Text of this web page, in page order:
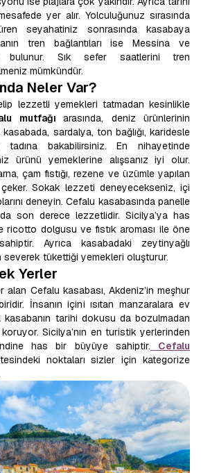
yer alır. Yolculuğunuz sırasında
seyahatiniz sonrasında kasabaya
tren bağlantıları ise Messina ve
bulunur. Sık sefer saatlerini tren
mümkündür.
Neler Var?
lezzetli yemekleri tatmadan kesinlikle
mutfağıarasında, deniz ürünlerinin
sardalya, ton bağlığı, karidesle
tadına bakabilirsiniz. En nihayetinde
ürünü yemeklerine alışsanız iyi olur.
çam fıstığı, rezene ve üzümle yapılan
Sokak lezzeti deneyecekseniz, içi
deneyin. Cefalu kasabasında panelle
da son derece lezzetlidir. Sicilya’ya has
ricotto dolgusu ve fıstık aroması ile öne
Ayrıca kasabadaki zeytinyağlı
tükettiği yemekleri oluşturur.
Yerler
alan Cefalu kasabası, Akdeniz’in meşhur
İnsanın içini ısıtan manzaralara ev
kasabanın tarihi dokusu da bozulmadan
koruyor. Sicilya’nın en turistik yerlerinden
has bir büyüye sahiptir.
Cefalu
noktaları sizler için kategorize